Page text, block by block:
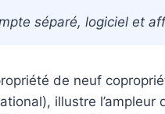
séparé, logiciel et
de neuf
illustre l’ampleur